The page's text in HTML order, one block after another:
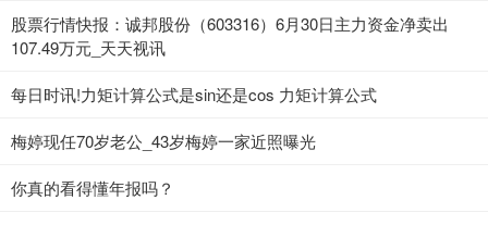
股票行情快报：诚邦股份（603316）6月30日主力资金净卖出
107.49万元_天天视讯
每日时讯!力矩计算公式是sin还是cos 力矩计算公式
梅婷现任70岁老公_43岁梅婷一家近照曝光
你真的看得懂年报吗？